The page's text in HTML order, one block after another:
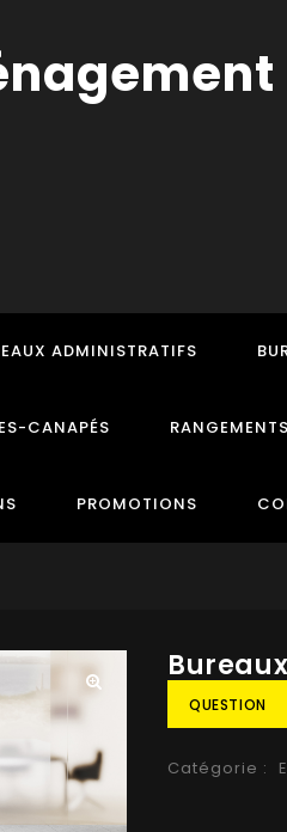
ADMINISTRATIFS
CANAPÉS RANGEMENTS
PROMOTIONS
QUESTION
Catégorie :